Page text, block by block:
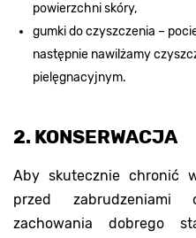
powierzchni skóry,
gumki do czyszczenia –
następnie nawilżamy
pielęgnacyjnym.
2. KONSERWACJA
Aby skutecznie chronić
przed zabrudzeniami
zachowania dobrego